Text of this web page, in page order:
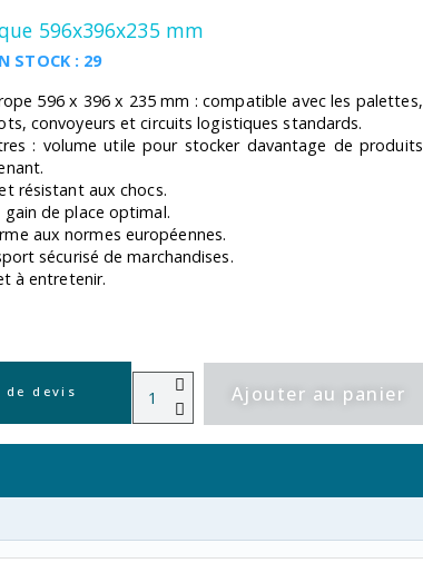
596x396x235 mm
STOCK : 29
596 x 396 x 235 mm : compatible avec les palettes,
convoyeurs et circuits logistiques standards.
: volume utile pour stocker davantage de produits
résistant aux chocs.
gain de place optimal.
aux normes européennes.
sécurisé de marchandises.
à entretenir.
de devis Ajouter au panier